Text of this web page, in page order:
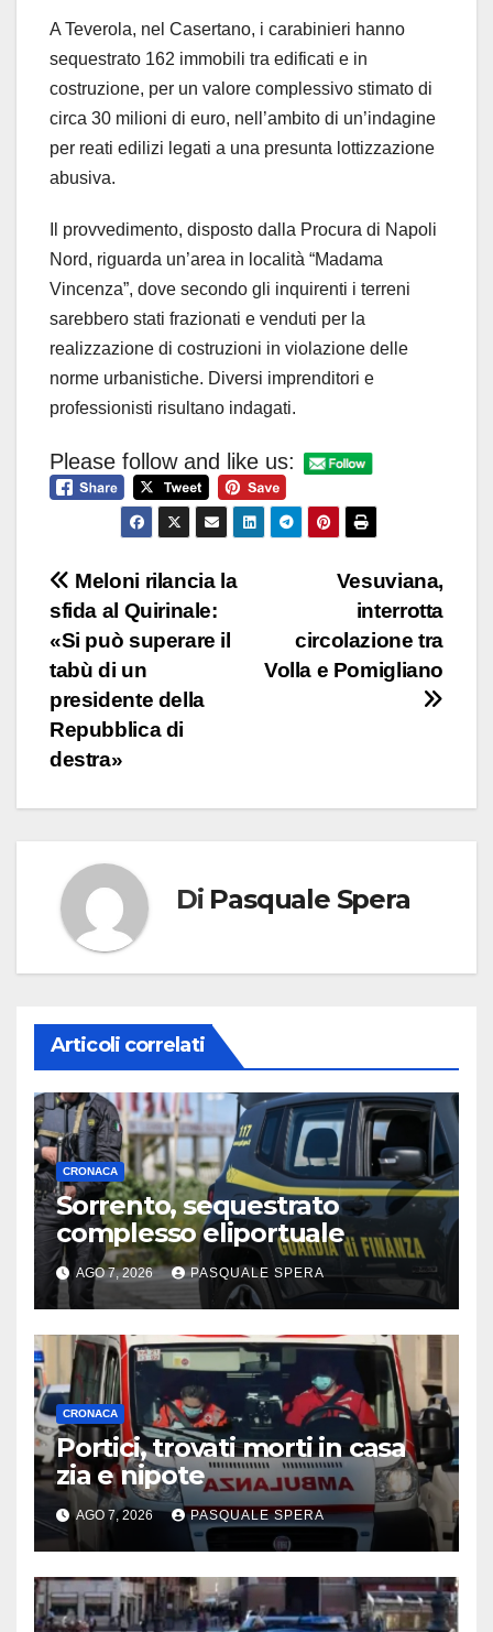
A Teverola, nel Casertano, i carabinieri hanno
sequestrato 162 immobili tra edificati e in
costruzione, per un valore complessivo stimato di
circa 30 milioni di euro, nell’ambito di un’indagine
per reati edilizi legati a una presunta lottizzazione
abusiva.
Il provvedimento, disposto dalla Procura di Napoli
Nord, riguarda un’area in località “Madama
Vincenza”, dove secondo gli inquirenti i terreni
sarebbero stati frazionati e venduti per la
realizzazione di costruzioni in violazione delle
norme urbanistiche. Diversi imprenditori e
professionisti risultano indagati.
Please follow and like us:
Navigazione
articoli
Vesuviana,
interrotta
circolazione tra
Volla e Pomigliano
Meloni rilancia la
sfida al Quirinale:
«Si può superare il
tabù di un
presidente della
Repubblica di
destra»
Di Pasquale Spera
Articoli correlati
CRONACA
Sorrento, sequestrato
complesso eliportuale
AGO 7, 2026 PASQUALE SPERA
CRONACA
Portici, trovati morti in casa
zia e nipote
AGO 7, 2026 PASQUALE SPERA